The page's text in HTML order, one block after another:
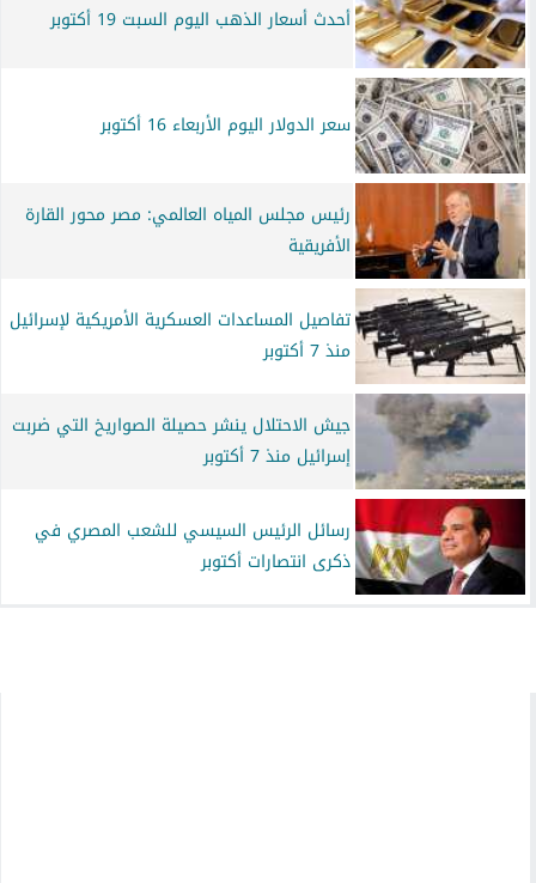
أحدث أسعار الذهب اليوم السبت 19 أكتوبر
سعر الدولار اليوم الأربعاء 16 أكتوبر
رئيس مجلس المياه العالمي: مصر محور القارة
الأفريقية
تفاصيل المساعدات العسكرية الأمريكية لإسرائيل
منذ 7 أكتوبر
جيش الاحتلال ينشر حصيلة الصواريخ التي ضربت
إسرائيل منذ 7 أكتوبر
رسائل الرئيس السيسي للشعب المصري في
ذكرى انتصارات أكتوبر